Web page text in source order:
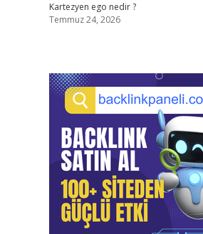
Kartezyen ego nedir ?
Temmuz 24, 2026